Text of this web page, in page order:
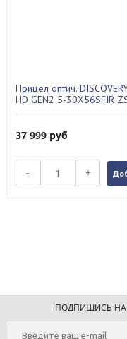
Прицел оптич.
HD GEN2 5-30X56SFIR
37 999 руб
- +
ПОДПИШИСЬ НА